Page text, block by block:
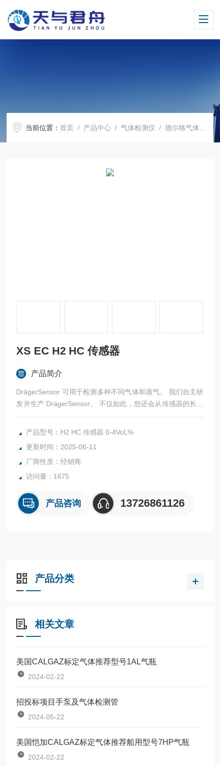
当前位置：首页 / 产品中心 /气体检测仪 /德尔格气体传感器
XS EC H2 HC 传感器
产品简介
DrägerSensor 可用于检测多种不同气体和蒸气。 我们自主研
发并生产 DrägerSensor。 不仅如此，您还会从传感器的长使
用寿命和低运营成 本中受益。
产品型号：H2 HC 传感器 0-4VoL%
更新时间：2025-06-11
厂商性质：经销商
访问量：1675
产品咨询 13726861126
产品分类
相关文章
美国CALGAZ标定气体推荐型号1AL气瓶
2024-02-22
招投标项目手泵及气体检测管
2024-05-22
美国恺加CALGAZ标定气体推荐船用型号7HP气瓶
2024-02-22